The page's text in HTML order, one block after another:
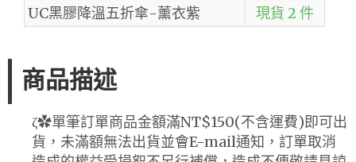
UC黑膠降溫五折傘-薰衣紫
現貨 2 件
商品描述
ζ✿單筆訂單商品金額滿NT$150(不含運費)即可出
貨，未滿額無法出貨並會E-mail通知，訂單取消